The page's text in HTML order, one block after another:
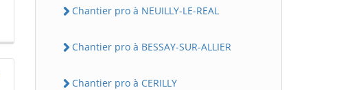
Chantier pro à NEUILLY-LE-REAL
Chantier pro à BESSAY-SUR-ALLIER
Chantier pro à CERILLY